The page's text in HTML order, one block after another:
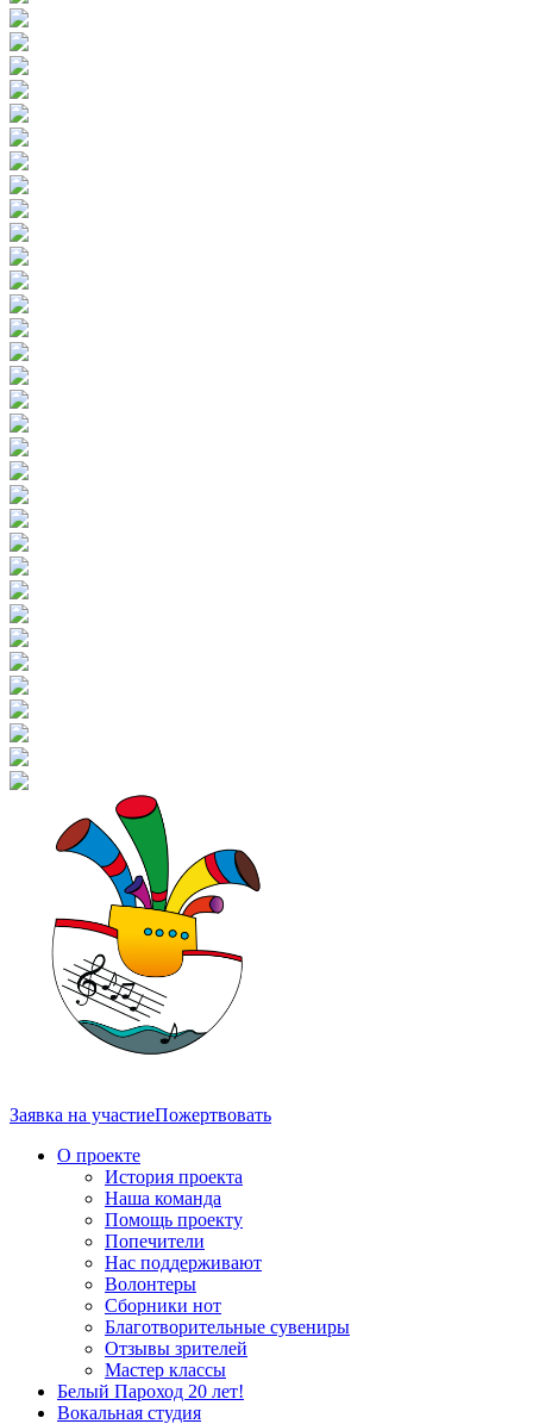
Заявка на участиеПожертвовать
О проекте
История проекта
Наша команда
Помощь проекту
Попечители
Нас поддерживают
Волонтеры
Сборники нот
Благотворительные сувениры
Отзывы зрителей
Мастер классы
Белый Пароход 20 лет!
Вокальная студия